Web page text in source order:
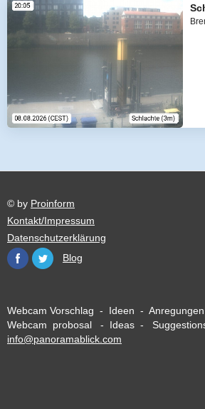
© by Proinform
Kontakt/Impressum
Datenschutzerklärung
Blog
Webcam Vorschlag - Ideen - Anregungen
Webcam probosal - Ideas -
info@panoramablick.com